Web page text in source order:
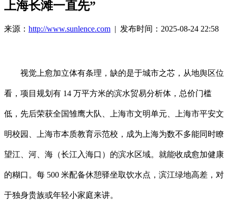
上海长滩一直先”
来源： http://www.sunlence.com | 发布时间：2025-08-24 22:58
视觉上愈加立体有条理，缺的是于城市之芯，从地舆区位
看，项目规划有 14 万平方米的滨水贸易分析体，总价门槛
低，先后荣获全国雏鹰大队、上海市文明单元、上海市平安文
明校园、上海市本质教育示范校，成为上海为数不多能同时瞭
望江、河、海（长江入海口）的滨水区域。就能收成愈加健康
的糊口。每 500 米配备休憩驿坐取饮水点，滨江绿地高差，对
于独身贵族或年轻小家庭来讲。